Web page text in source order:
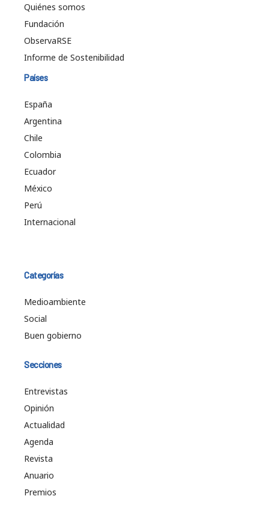
Quiénes somos
Fundación
ObservaRSE
Informe de Sostenibilidad
Países
España
Argentina
Chile
Colombia
Ecuador
México
Perú
Internacional
Categorías
Medioambiente
Social
Buen gobierno
Secciones
Entrevistas
Opinión
Actualidad
Agenda
Revista
Anuario
Premios